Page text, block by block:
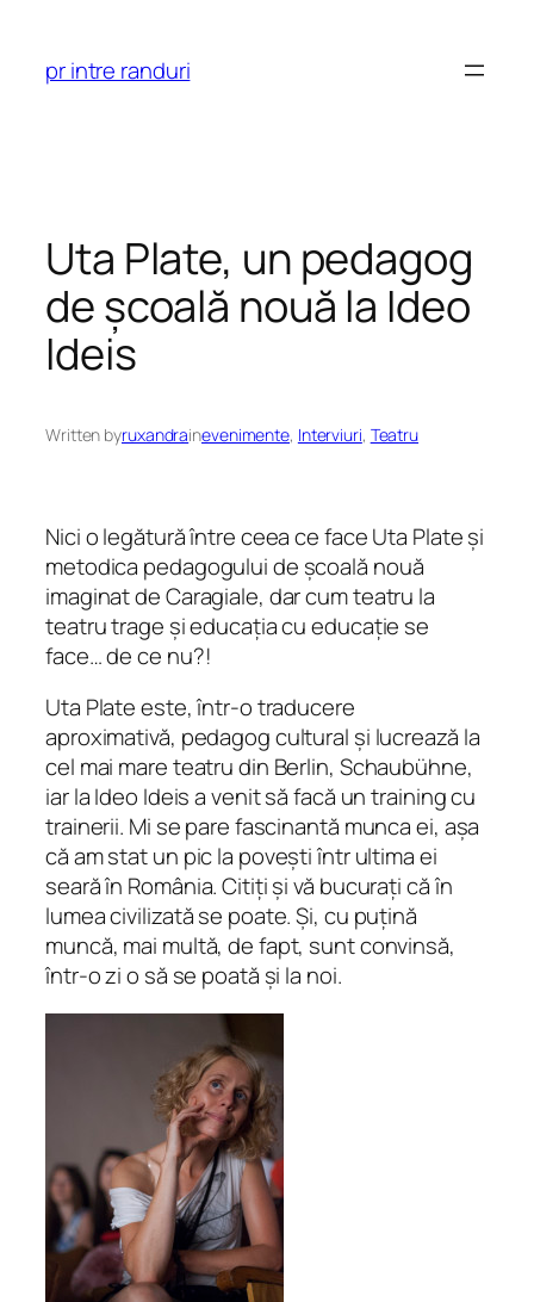
content
pr intre randuri
Uta Plate, un pedagog
de școală nouă la Ideo
Ideis
Written byruxandrainevenimente, Interviuri, Teatru
Nici o legătură între ceea ce face Uta Plate și
metodica pedagogului de școală nouă
imaginat de Caragiale, dar cum teatru la
teatru trage și educația cu educație se
face… de ce nu?!
Uta Plate este, într-o traducere
aproximativă, pedagog cultural și lucrează la
cel mai mare teatru din Berlin, Schaubühne,
iar la Ideo Ideis a venit să facă un training cu
trainerii. Mi se pare fascinantă munca ei, așa
că am stat un pic la povești într ultima ei
seară în România. Citiți și vă bucurați că în
lumea civilizată se poate. Și, cu puțină
muncă, mai multă, de fapt, sunt convinsă,
într-o zi o să se poată și la noi.